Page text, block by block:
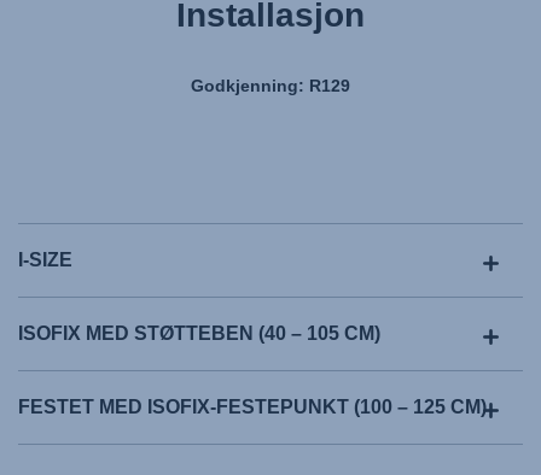
Installasjon
Godkjenning: R129
I-SIZE
ISOFIX MED STØTTEBEN (40 – 105 CM)
FESTET MED ISOFIX-FESTEPUNKT (100 – 125 CM)